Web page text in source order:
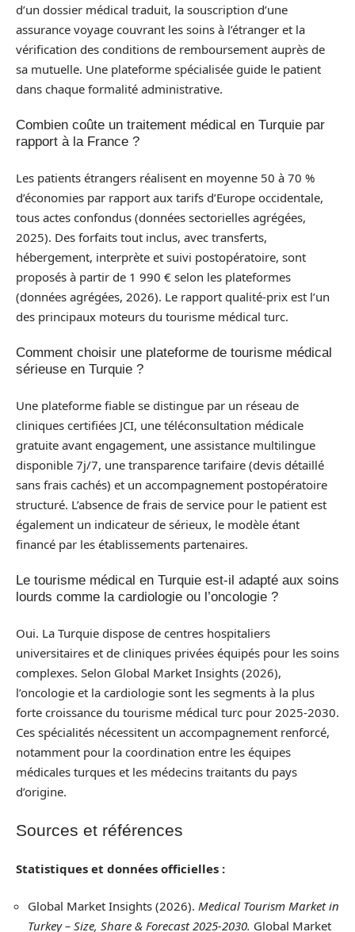
d’un dossier médical traduit, la souscription d’une
assurance voyage couvrant les soins à l’étranger et la
vérification des conditions de remboursement auprès de
sa mutuelle. Une plateforme spécialisée guide le patient
dans chaque formalité administrative.
Combien coûte un traitement médical en Turquie par
rapport à la France ?
Les patients étrangers réalisent en moyenne 50 à 70 %
d’économies par rapport aux tarifs d’Europe occidentale,
tous actes confondus (données sectorielles agrégées,
2025). Des forfaits tout inclus, avec transferts,
hébergement, interprète et suivi postopératoire, sont
proposés à partir de 1 990 € selon les plateformes
(données agrégées, 2026). Le rapport qualité-prix est l’un
des principaux moteurs du tourisme médical turc.
Comment choisir une plateforme de tourisme médical
sérieuse en Turquie ?
Une plateforme fiable se distingue par un réseau de
cliniques certifiées JCI, une téléconsultation médicale
gratuite avant engagement, une assistance multilingue
disponible 7j/7, une transparence tarifaire (devis détaillé
sans frais cachés) et un accompagnement postopératoire
structuré. L’absence de frais de service pour le patient est
également un indicateur de sérieux, le modèle étant
financé par les établissements partenaires.
Le tourisme médical en Turquie est-il adapté aux soins
lourds comme la cardiologie ou l’oncologie ?
Oui. La Turquie dispose de centres hospitaliers
universitaires et de cliniques privées équipés pour les soins
complexes. Selon Global Market Insights (2026),
l’oncologie et la cardiologie sont les segments à la plus
forte croissance du tourisme médical turc pour 2025-2030.
Ces spécialités nécessitent un accompagnement renforcé,
notamment pour la coordination entre les équipes
médicales turques et les médecins traitants du pays
d’origine.
Sources et références
Statistiques et données officielles :
Global Market Insights (2026). Medical Tourism Market in
Turkey – Size, Share & Forecast 2025-2030. Global Market